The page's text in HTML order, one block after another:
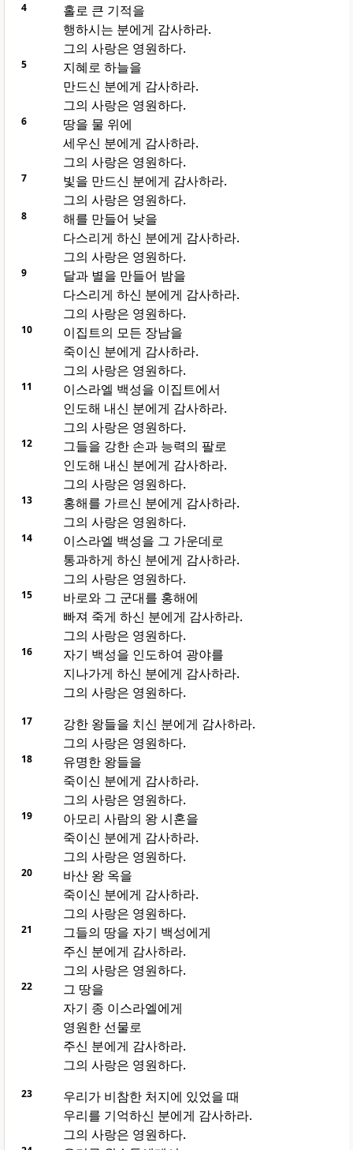
4
홀로 큰 기적을
행하시는 분에게 감사하라.
그의 사랑은 영원하다.
5
지혜로 하늘을
만드신 분에게 감사하라.
그의 사랑은 영원하다.
6
땅을 물 위에
세우신 분에게 감사하라.
그의 사랑은 영원하다.
7
빛을 만드신 분에게 감사하라.
그의 사랑은 영원하다.
8
해를 만들어 낮을
다스리게 하신 분에게 감사하라.
그의 사랑은 영원하다.
9
달과 별을 만들어 밤을
다스리게 하신 분에게 감사하라.
그의 사랑은 영원하다.
10
이집트의 모든 장남을
죽이신 분에게 감사하라.
그의 사랑은 영원하다.
11
이스라엘 백성을 이집트에서
인도해 내신 분에게 감사하라.
그의 사랑은 영원하다.
12
그들을 강한 손과 능력의 팔로
인도해 내신 분에게 감사하라.
그의 사랑은 영원하다.
13
홍해를 가르신 분에게 감사하라.
그의 사랑은 영원하다.
14
이스라엘 백성을 그 가운데로
통과하게 하신 분에게 감사하라.
그의 사랑은 영원하다.
15
바로와 그 군대를 홍해에
빠져 죽게 하신 분에게 감사하라.
그의 사랑은 영원하다.
16
자기 백성을 인도하여 광야를
지나가게 하신 분에게 감사하라.
그의 사랑은 영원하다.
17
강한 왕들을 치신 분에게 감사하라.
그의 사랑은 영원하다.
18
유명한 왕들을
죽이신 분에게 감사하라.
그의 사랑은 영원하다.
19
아모리 사람의 왕 시혼을
죽이신 분에게 감사하라.
그의 사랑은 영원하다.
20
바산 왕 옥을
죽이신 분에게 감사하라.
그의 사랑은 영원하다.
21
그들의 땅을 자기 백성에게
주신 분에게 감사하라.
그의 사랑은 영원하다.
22
그 땅을
자기 종 이스라엘에게
영원한 선물로
주신 분에게 감사하라.
그의 사랑은 영원하다.
23
우리가 비참한 처지에 있었을 때
우리를 기억하신 분에게 감사하라.
그의 사랑은 영원하다.